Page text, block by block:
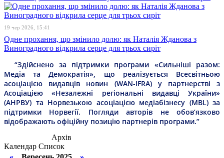
19 чер 2026, 15:41
Одне прохання, що змінило долю: як Наталія Жданова з
Виноградного відкрила серце для трьох сиріт
“Здійснено за підтримки програми «Сильніші разом:
Медіа та Демократія», що реалізується Всесвітньою
асоціацією видавців новин (WAN-IFRA) у партнерстві з
Асоціацією «Незалежні регіональні видавці України»
(АНРВУ) та Норвезькою асоціацією медіабізнесу (MBL) за
підтримки Норвегії. Погляди авторів не обов’язково
відображають офіційну позицію партнерів програми.”
Архів
Календар Список